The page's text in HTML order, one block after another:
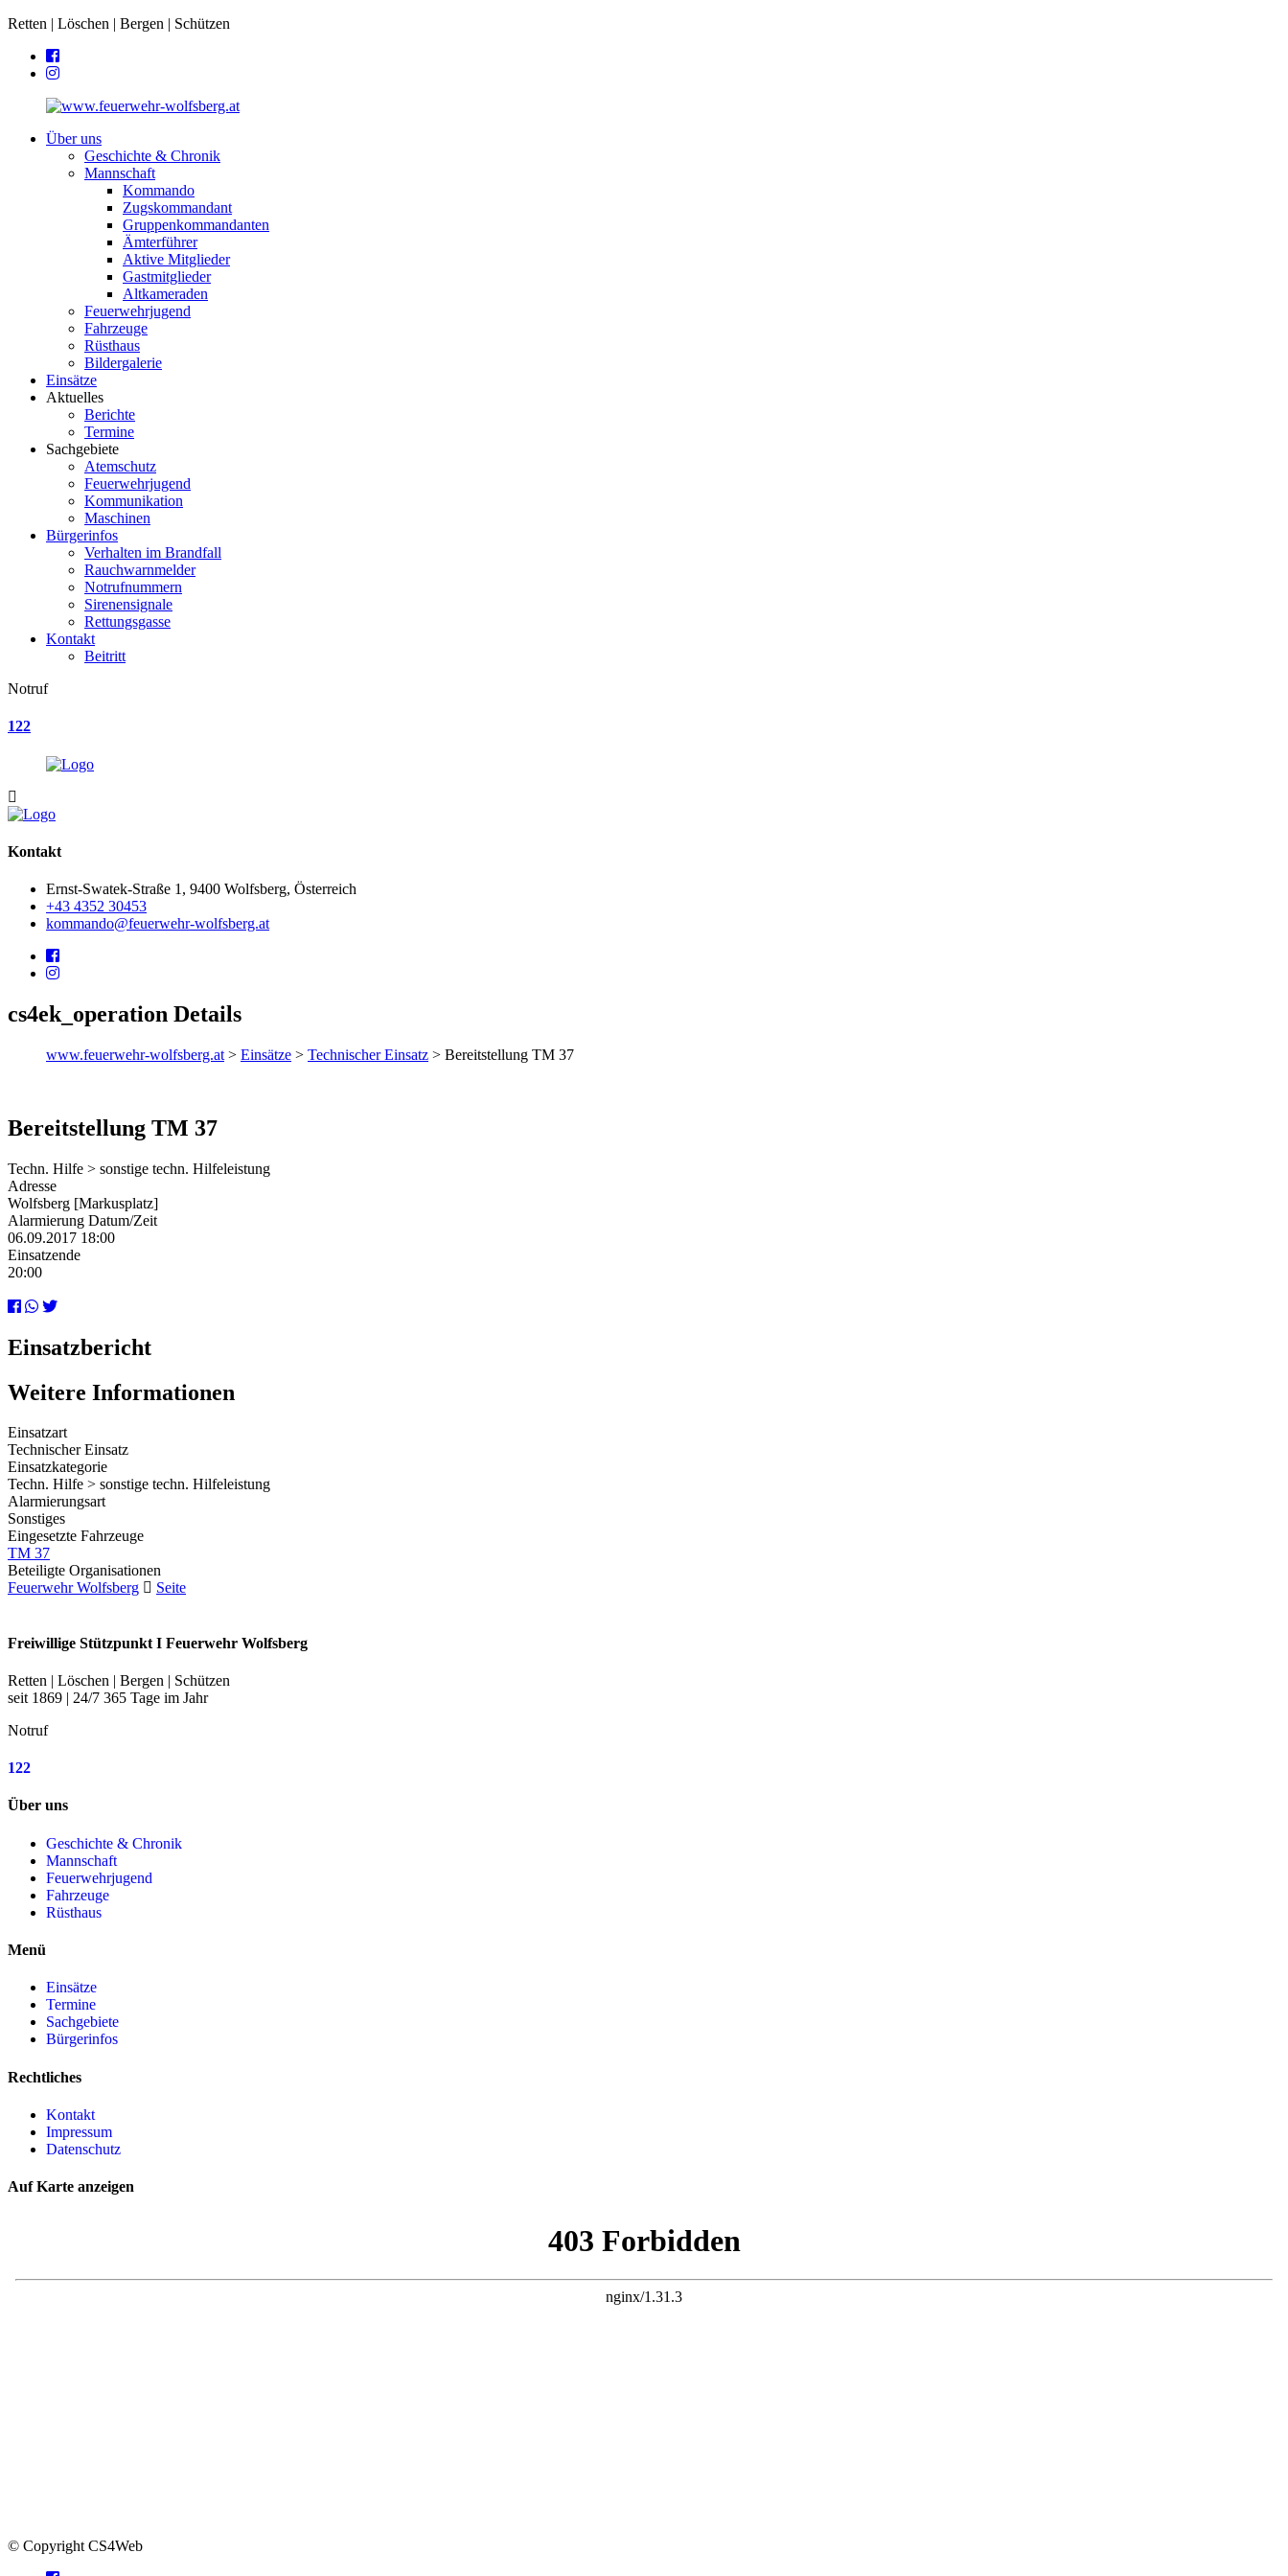
Retten | Löschen | Bergen | Schützen
Über uns
Geschichte & Chronik
Mannschaft
Kommando
Zugskommandant
Gruppenkommandanten
Ämterführer
Aktive Mitglieder
Gastmitglieder
Altkameraden
Feuerwehrjugend
Fahrzeuge
Rüsthaus
Bildergalerie
Einsätze
Aktuelles
Berichte
Termine
Sachgebiete
Atemschutz
Feuerwehrjugend
Kommunikation
Maschinen
Bürgerinfos
Verhalten im Brandfall
Rauchwarnmelder
Notrufnummern
Sirenensignale
Rettungsgasse
Kontakt
Beitritt
Notruf
122
Kontakt
Ernst-Swatek-Straße 1, 9400 Wolfsberg, Österreich
+43 4352 30453
kommando@feuerwehr-wolfsberg.at
cs4ek_operation Details
www.feuerwehr-wolfsberg.at > Einsätze > Technischer Einsatz > Bereitstellung TM 37
Bereitstellung TM 37
Techn. Hilfe > sonstige techn. Hilfeleistung
Adresse
Wolfsberg [Markusplatz]
Alarmierung Datum/Zeit
06.09.2017 18:00
Einsatzende
20:00
Einsatzbericht
Weitere Informationen
Einsatzart
Technischer Einsatz
Einsatzkategorie
Techn. Hilfe > sonstige techn. Hilfeleistung
Alarmierungsart
Sonstiges
Eingesetzte Fahrzeuge
TM 37
Beteiligte Organisationen
Feuerwehr Wolfsberg
Seite
Freiwillige Stützpunkt I Feuerwehr Wolfsberg
Retten | Löschen | Bergen | Schützen
seit 1869 | 24/7 365 Tage im Jahr
Notruf
122
Über uns
Geschichte & Chronik
Mannschaft
Feuerwehrjugend
Fahrzeuge
Rüsthaus
Menü
Einsätze
Termine
Sachgebiete
Bürgerinfos
Rechtliches
Kontakt
Impressum
Datenschutz
Auf Karte anzeigen
© Copyright CS4Web